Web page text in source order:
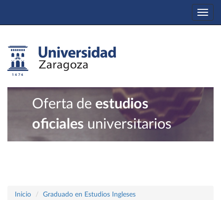
Oferta de estudios
oficiales universitarios
Inicio
Graduado en Estudios Ingleses